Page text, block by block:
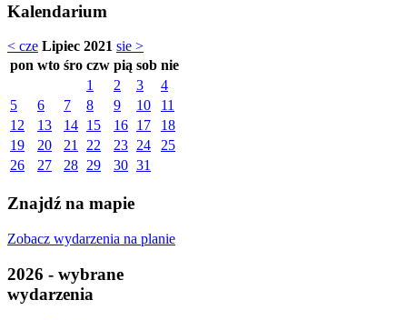
Kalendarium
< cze Lipiec 2021 sie >
pon wto śro czw pią sob nie
1
2 3
4
5
6 7 8 9 10
11
12
13 14 15 16 17
18
19
20 21 22 23 24
25
26
27 28 29 30 31
Znajdź na mapie
Zobacz wydarzenia na planie
2026 - wybrane
wydarzenia